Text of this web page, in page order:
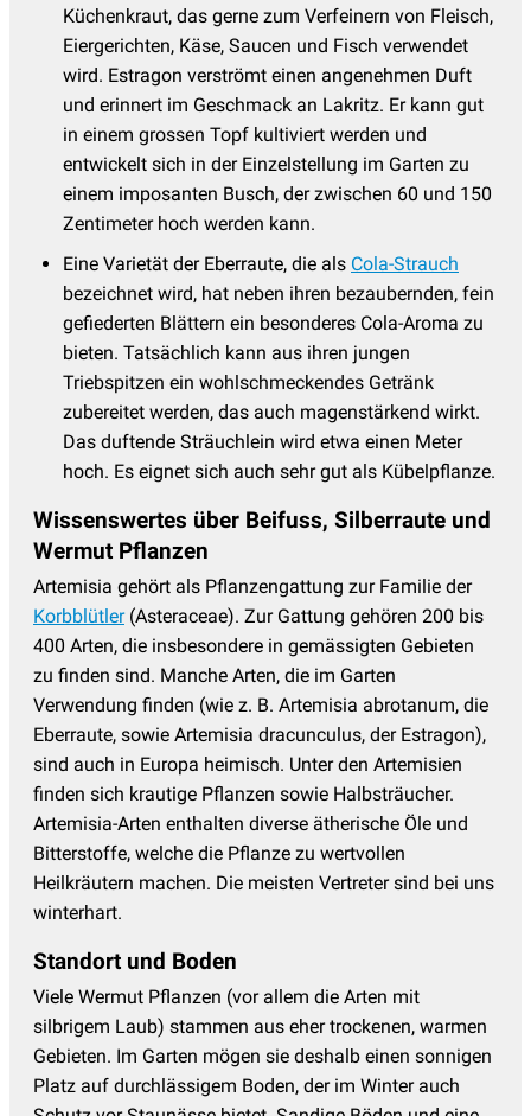
Küchenkraut, das gerne zum Verfeinern von Fleisch,
Eiergerichten, Käse, Saucen und Fisch verwendet
wird. Estragon verströmt einen angenehmen Duft
und erinnert im Geschmack an Lakritz. Er kann gut
in einem grossen Topf kultiviert werden und
entwickelt sich in der Einzelstellung im Garten zu
einem imposanten Busch, der zwischen 60 und 150
Zentimeter hoch werden kann.
Eine Varietät der Eberraute, die als Cola-Strauch
bezeichnet wird, hat neben ihren bezaubernden, fein
gefiederten Blättern ein besonderes Cola-Aroma zu
bieten. Tatsächlich kann aus ihren jungen
Triebspitzen ein wohlschmeckendes Getränk
zubereitet werden, das auch magenstärkend wirkt.
Das duftende Sträuchlein wird etwa einen Meter
hoch. Es eignet sich auch sehr gut als Kübelpflanze.
Wissenswertes über Beifuss, Silberraute und
Wermut Pflanzen
Artemisia gehört als Pflanzengattung zur Familie der
Korbblütler(Asteraceae). Zur Gattung gehören 200 bis
400 Arten, die insbesondere in gemässigten Gebieten
zu finden sind. Manche Arten, die im Garten
Verwendung finden (wie z. B. Artemisia abrotanum, die
Eberraute, sowie Artemisia dracunculus, der Estragon),
sind auch in Europa heimisch. Unter den Artemisien
finden sich krautige Pflanzen sowie Halbsträucher.
Artemisia-Arten enthalten diverse ätherische Öle und
Bitterstoffe, welche die Pflanze zu wertvollen
Heilkräutern machen. Die meisten Vertreter sind bei uns
winterhart.
Standort und Boden
Viele Wermut Pflanzen (vor allem die Arten mit
silbrigem Laub) stammen aus eher trockenen, warmen
Gebieten. Im Garten mögen sie deshalb einen sonnigen
Platz auf durchlässigem Boden, der im Winter auch